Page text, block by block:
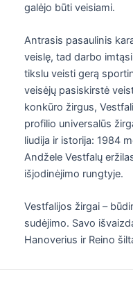
galėjo būti veisiami.
Antrasis pasaulinis
veislę, tad darbo
tikslu veisti gerą
veisėjų pasiskirstė
konkūro žirgus,
profilio universalūs
liudija ir istorija: 1984
Andžele Vestfalų
išjodinėjimo rungtyje.
Vestfalijos žirgai –
sudėjimo. Savo
Hanoverius ir Reino